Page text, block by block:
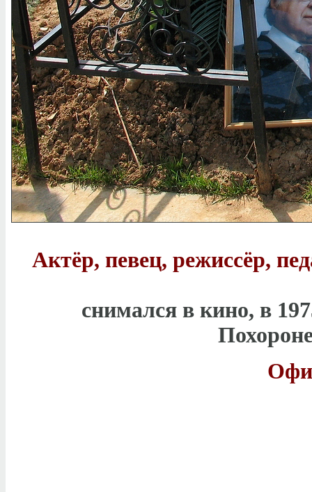
Актёр, певец, режиссёр,
снимался в кино, в